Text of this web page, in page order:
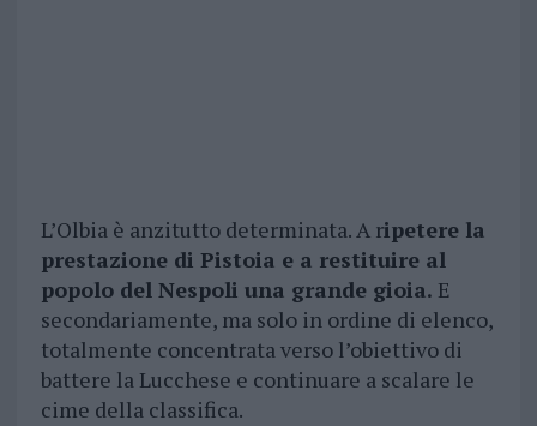
L’Olbia è anzitutto determinata. A ripetere la
prestazione di Pistoia e a restituire al
popolo del Nespoli una grande gioia. E
secondariamente, ma solo in ordine di elenco,
totalmente concentrata verso l’obiettivo di
battere la Lucchese e continuare a scalare le
cime della classifica.